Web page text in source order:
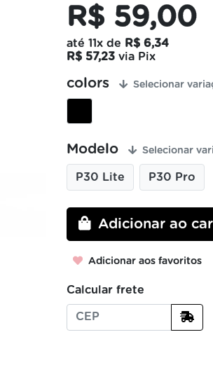
R$ 59,00
até 11x de
R$ 6,34
R$ 57,23 via Pix
colors Selecionar
Modelo Selecionar
P30 Lite P30 Pro
Adicionar ao
Adicionar aos favoritos
Calcular frete